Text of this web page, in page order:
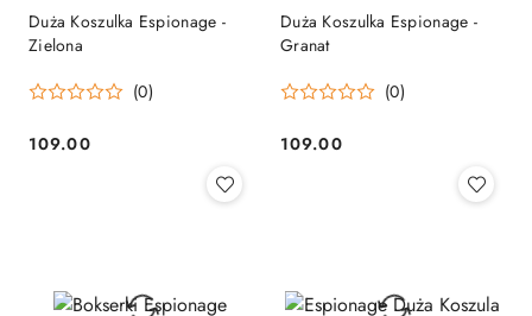
Duża Koszulka Espionage -
Zielona
(0)
Cena:
109.00
Duża Koszulka Espionage -
Granat
(0)
Cena:
109.00